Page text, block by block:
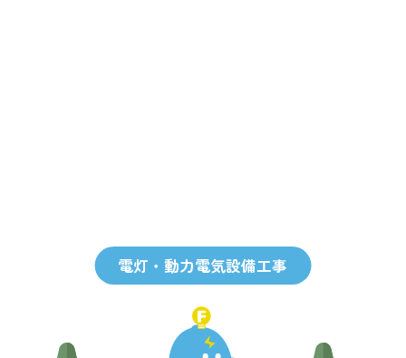
電灯・動力電気設備工事